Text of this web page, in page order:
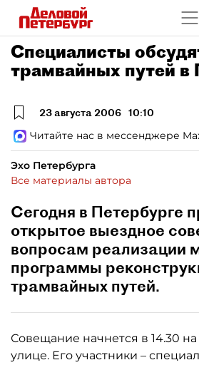
Специалисты
трамвайных путей в
23 августа 2006 10:10
Читайте нас в мессенджере
Эхо Петербурга
Все материалы автора
Сегодня в Петербурге
открытое выездное
вопросам реализации
программы
трамвайных путей.
Совещание начнется в 14.30
улице. Его участники –